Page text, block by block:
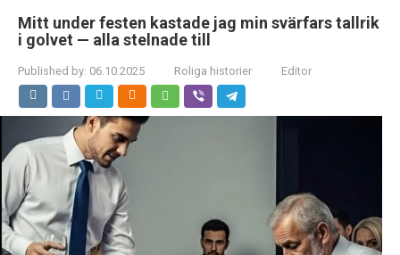
Mitt under festen kastade jag min svärfars tallrik
i golvet — alla stelnade till
Published by: 06.10.2025 Roliga historier Editor